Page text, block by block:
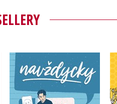
Navždycky – speciální
vydání
Nofreeusernames